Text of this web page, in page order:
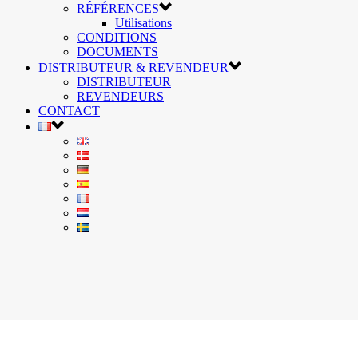
RÉFÉRENCES
Utilisations
CONDITIONS
DOCUMENTS
DISTRIBUTEUR & REVENDEUR
DISTRIBUTEUR
REVENDEURS
CONTACT